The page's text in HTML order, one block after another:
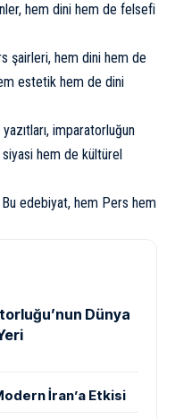
hem dini hem de felsefi
şairleri, hem dini hem de
estetik hem de dini
imparatorluğun
hem de kültürel
Bu edebiyat, hem Pers hem
Dünya
İran’a Etkisi